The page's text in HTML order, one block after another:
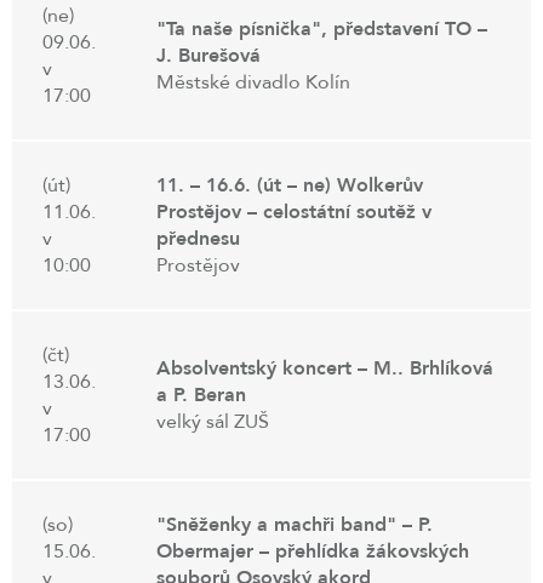
(ne)
09.06.
v
17:00
"Ta naše písnička", představení TO –
J. Burešová
Městské divadlo Kolín
(út)
11.06.
v
10:00
11. – 16.6. (út – ne) Wolkerův
Prostějov – celostátní soutěž v
přednesu
Prostějov
(čt)
13.06.
v
17:00
Absolventský koncert – M.. Brhlíková
a P. Beran
velký sál ZUŠ
(so)
15.06.
"Sněženky a machři band" – P.
Obermajer – přehlídka žákovských